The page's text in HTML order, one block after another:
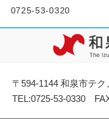
0725-53-0320
〒594-1144 和泉市テ
TEL:0725-53-0330